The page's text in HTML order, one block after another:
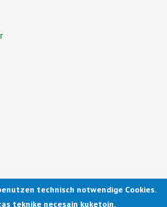
Ported to Drupal for
technisch notwendige Cookies.
teknike necesajn kuketojn.